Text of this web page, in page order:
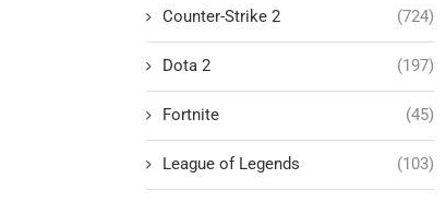
Counter-Strike 2 (724)
Dota 2 (197)
Fortnite (45)
League of Legends (103)